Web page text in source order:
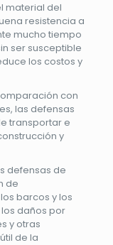
material del
resistencia a
mucho tiempo
ser susceptible
los costos y
con
las defensas
transportar e
y
defensas de
de
barcos y los
daños por
y otras
de la